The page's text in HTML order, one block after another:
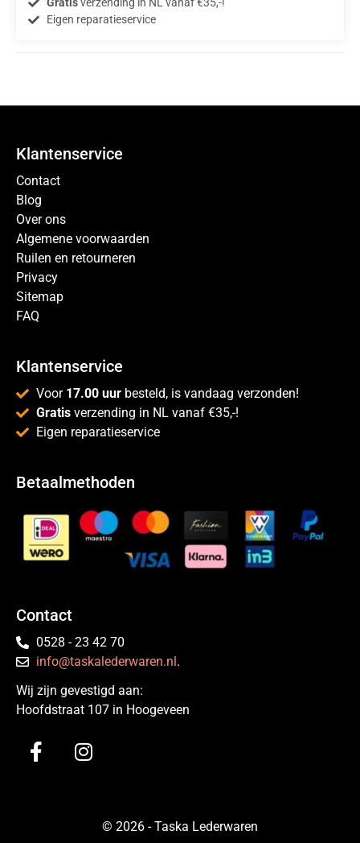
Eigen reparatieservice
Klantenservice
Contact
Blog
Over ons
Algemene voorwaarden
Ruilen en retourneren
Privacy
Sitemap
FAQ
Klantenservice
Voor 17.00 uur besteld, is vandaag verzonden!
Gratis verzending in NL vanaf €35,-!
Eigen reparatieservice
Betaalmethoden
Contact
0528 - 23 42 70
info@taskalederwaren.nl .
Wij zijn gevestigd aan:
Hoofdstraat 107 in Hoogeveen
© 2026 - Taska Lederwaren